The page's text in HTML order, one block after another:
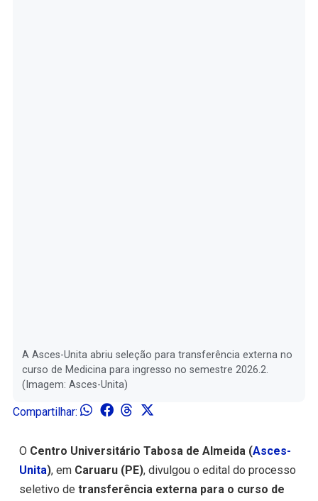
A Asces-Unita abriu seleção para transferência externa no
curso de Medicina para ingresso no semestre 2026.2.
(Imagem: Asces-Unita)
Compartilhar:
O Centro Universitário Tabosa de Almeida (Asces-
Unita), em Caruaru (PE), divulgou o edital do processo
seletivo de transferência externa para o curso de